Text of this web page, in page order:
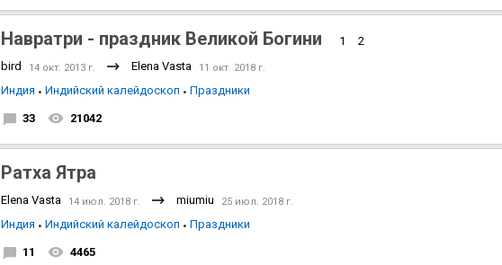
Навратри - праздник Великой Богини 1 2
bird 14 окт. 2013 г. Elena Vasta 11 окт. 2018 г.
Индия Индийский калейдоскоп Праздники
33 21042
Ратха Ятра
Elena Vasta 14 июл. 2018 г. miumiu 25 июл. 2018 г.
Индия Индийский калейдоскоп Праздники
11 4465